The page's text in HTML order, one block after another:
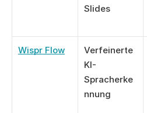
Slides
Wispr Flow
Verfeinerte
KI-
Spracherke
nnung